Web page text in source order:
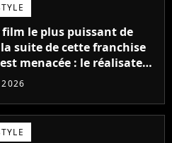
film le plus puissant de
la suite de cette franchise
menacée : le réalisateur
la porte pour "différends